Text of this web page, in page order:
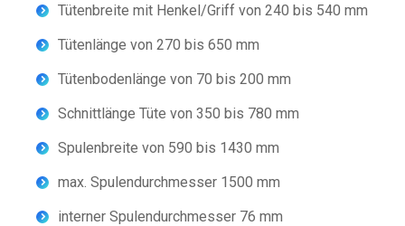
Tütenbreite mit Henkel/Griff von 240 bis 540 mm
Tütenlänge von 270 bis 650 mm
Tütenbodenlänge von 70 bis 200 mm
Schnittlänge Tüte von 350 bis 780 mm
Spulenbreite von 590 bis 1430 mm
max. Spulendurchmesser 1500 mm
interner Spulendurchmesser 76 mm